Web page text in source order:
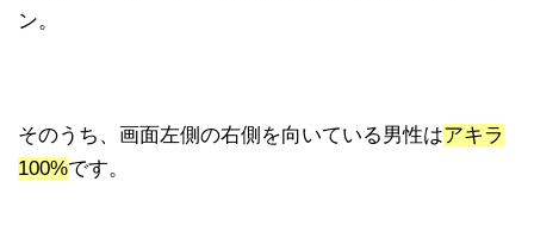
ン。
そのうち、画面左側の右側を向いている男性はアキラ
100%です。